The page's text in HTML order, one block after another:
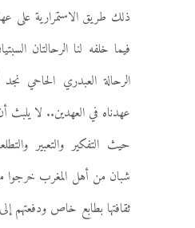
ذلك طريق الاستمرارية على
فيما خلفه لنا الرحالتان
الرحالة العبدري الحاحي
عهدناه في العهدين.. لا يلبث
حيث التفكير والتعبير
شبان من أهل المغرب خرجوا
ثقافتها بطابع خاص ودفعتهم إلى